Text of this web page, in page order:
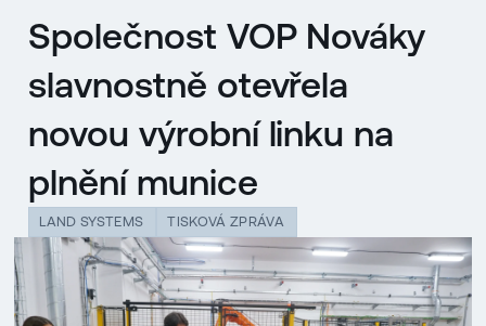
Společnost VOP Nováky
slavnostně otevřela
novou výrobní linku na
plnění munice
LAND SYSTEMS TISKOVÁ ZPRÁVA